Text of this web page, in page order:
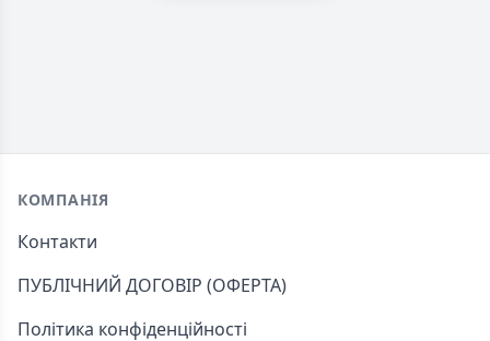
Footer
КОМПАНІЯ
Контакти
ПУБЛІЧНИЙ ДОГОВІР (ОФЕРТА)
Політика конфіденційності